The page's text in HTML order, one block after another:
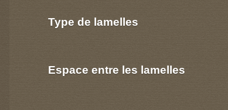
Type de lamelles
Espace entre les lamelles